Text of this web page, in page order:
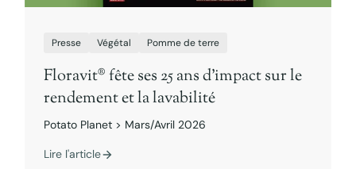
Presse Végétal Pomme de terre
Floravit® fête ses 25 ans d’impact sur le
rendement et la lavabilité
Potato Planet > Mars/Avril 2026
Lire l'article